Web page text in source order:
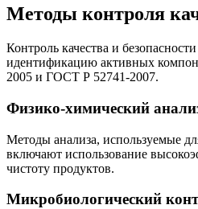
Методы контроля
Контроль качества и
идентификацию активных
2005 и ГОСТ Р 52741-2007.
Физико-химический
Методы анализа, используемые
включают использование
чистоту продуктов.
Микробиологический